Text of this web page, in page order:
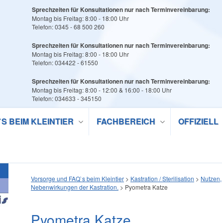
Sprechzeiten für Konsultationen nur nach Terminvereinbarung:
Montag bis Freitag: 8:00 - 18:00 Uhr
Telefon: 0345 - 68 500 260
Sprechzeiten für Konsultationen nur nach Terminvereinbarung:
Montag bis Freitag: 8:00 - 18:00 Uhr
Telefon: 034422 - 61550
Sprechzeiten für Konsultationen nur nach Terminvereinbarung:
Montag bis Freitag: 8:00 - 12:00 & 16:00 - 18:00 Uhr
Telefon: 034633 - 345150
BEIM KLEINTIER FACHBEREICH OFFIZIELL
Vorsorge und FAQ`s beim Kleintier > Kastration / Sterilisation >
Nebenwirkungen der Kastration. > Pyometra Katze